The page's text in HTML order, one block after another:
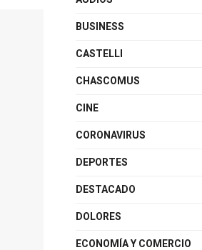
BUSINESS
CASTELLI
CHASCOMUS
CINE
CORONAVIRUS
DEPORTES
DESTACADO
DOLORES
ECONOMÍA Y COMERCIO